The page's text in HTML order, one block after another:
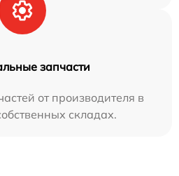
запчасти
от производителя в
складах.